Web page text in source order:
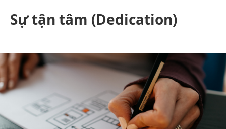
Sự tận tâm (Dedication)